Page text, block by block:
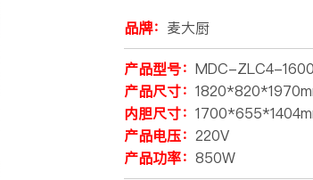
品牌： 麦大厨
产品型号： MDC-ZLC4-
产品尺寸：
内胆尺寸：
产品电压： 220V
产品功率： 850W